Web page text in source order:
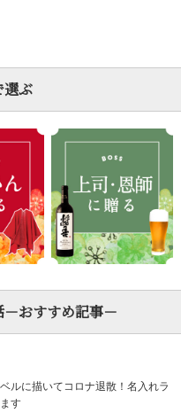
選ぶ
おすすめ記事－
ルに描いてコロナ退散！名入れラ
す